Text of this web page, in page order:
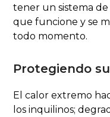
tener un sistema
que funcione y se
todo momento.
Protegiendo
El calor extremo
los inquilinos;